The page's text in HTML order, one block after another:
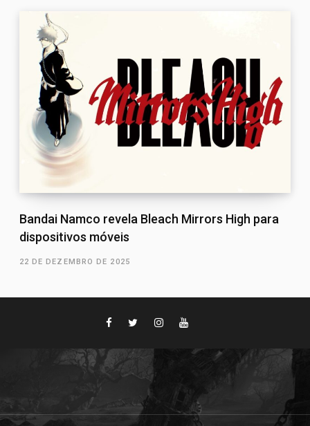
Bandai Namco revela Bleach Mirrors High para
dispositivos móveis
22 DE DEZEMBRO DE 2025